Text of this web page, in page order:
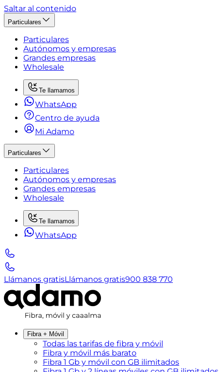
Saltar al contenido
Particulares
Particulares
Autónomos y empresas
Grandes empresas
Wholesale
Te llamamos
WhatsApp
Centro de ayuda
Mi Adamo
Particulares
Particulares
Autónomos y empresas
Grandes empresas
Wholesale
Te llamamos
WhatsApp
Llámanos gratisLlámanos gratis900 838 770
Fibra + Móvil
Todas las tarifas de fibra y móvil
Fibra y móvil más barato
Fibra 1 Gb y móvil con GB ilimitados